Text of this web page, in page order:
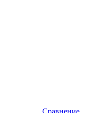
Сравнение